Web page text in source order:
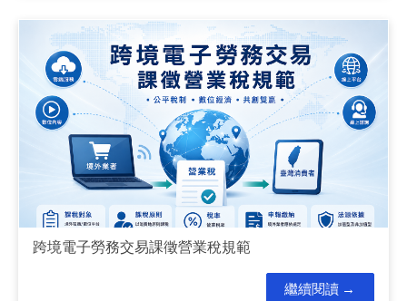
跨境電子勞務交易課徵營業稅規範
繼續閱讀